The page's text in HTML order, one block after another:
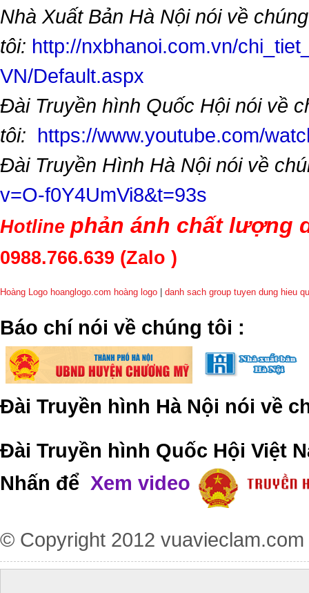
Nhà Xuất Bản Hà Nội nói về chúng
tôi: http://nxbhanoi.com.vn/
VN/Default.aspx
Đài Truyền hình Quốc Hội nói về
tôi: https://www.youtube.com/
Đài Truyền Hình Hà Nội nói về
v=O-f0Y4UmVi8&t=93s
Hotline phản ánh chất lượng
0988.766.639 (Zalo )
Hoàng Logo hoanglogo.com hoàng logo danh sach group tuyen dung hieu
​Báo chí nói về chúng tôi :
Đài Truyền hình Hà Nội nói về
Đài Truyền hình Quốc Hội Việt
Nhấn để Xem video
© Copyright 2012 vuavieclam.com